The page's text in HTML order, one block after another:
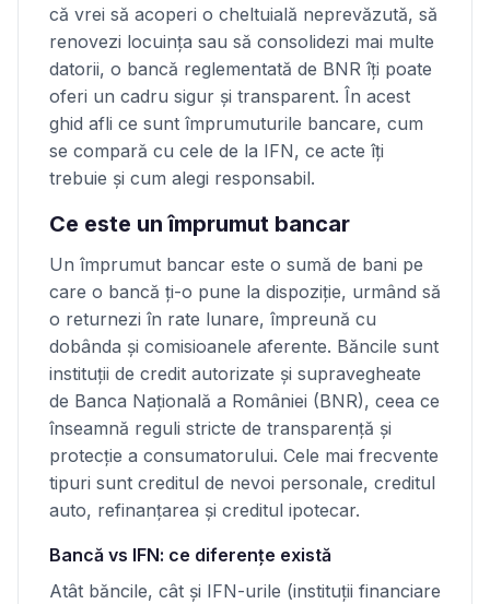
că vrei să acoperi o cheltuială neprevăzută, să
renovezi locuinţa sau să consolidezi mai multe
datorii, o bancă reglementată de BNR îţi poate
oferi un cadru sigur și transparent. În acest
ghid afli ce sunt împrumuturile bancare, cum
se compară cu cele de la IFN, ce acte îţi
trebuie și cum alegi responsabil.
Ce este un împrumut bancar
Un împrumut bancar este o sumă de bani pe
care o bancă ţi-o pune la dispoziţie, urmând să
o returnezi în rate lunare, împreună cu
dobânda și comisioanele aferente. Băncile sunt
instituţii de credit autorizate și supravegheate
de Banca Naţională a României (BNR), ceea ce
înseamnă reguli stricte de transparenţă și
protecţie a consumatorului. Cele mai frecvente
tipuri sunt creditul de nevoi personale, creditul
auto, refinanţarea și creditul ipotecar.
Bancă vs IFN: ce diferenţe există
Atât băncile, cât și IFN-urile (instituţii financiare